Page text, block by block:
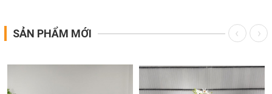
SẢN PHẨM MỚI